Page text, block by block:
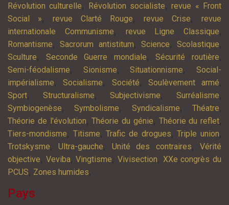
Révolution culturelle, Révolution socialiste,revue « Front
Social », revue Clarté Rouge, revue Crise, revue
internationale Communisme, revue Ligne Classique,
Romantisme,Sacrorum antistitum, Science, Scolastique,
Sculture, Seconde Guerre mondiale,Sécurité routière,
Semi-féodalisme, Sionisme,Situationnisme,Social-
impérialisme,Socialisme, Société, Soulèvement armé,
Sport, Structuralisme,Subjectivisme,Surréalisme,
Symbiogenèse,Symbolisme, Syndicalisme,Théatre,
Théorie de l'évolution,Théorie du génie, Théorie du reflet,
Tiers-mondisme, Titisme,Trafic de drogues,Triple union,
Trotskysme,Ultra-gauche, Unité des contraires,Vérité
objective, Veviba,Vingtisme,Vivisection, XXe congrès du
PCUS, Zones humides,
Pays